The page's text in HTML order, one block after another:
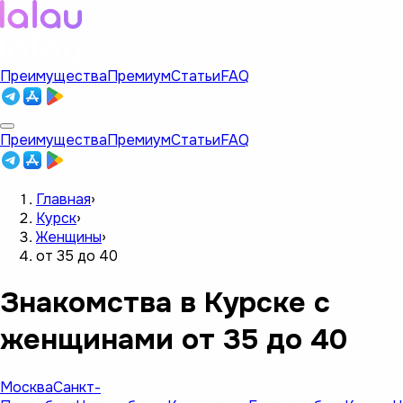
ПреимуществаПремиумСтатьиFAQ
ПреимуществаПремиумСтатьиFAQ
Главная›
Курск›
Женщины›
от 35 до 40
Знакомства в Курске с
женщинами от 35 до 40
МоскваСанкт-